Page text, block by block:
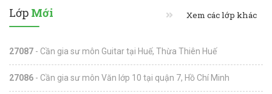
Lớp Mới Xem các lớp khác
27087 - Cần gia sư môn Guitar tại Huế, Thừa Thiên Huế
27086 - Cần gia sư môn Văn lớp 10 tại quận 7, Hồ Chí Minh